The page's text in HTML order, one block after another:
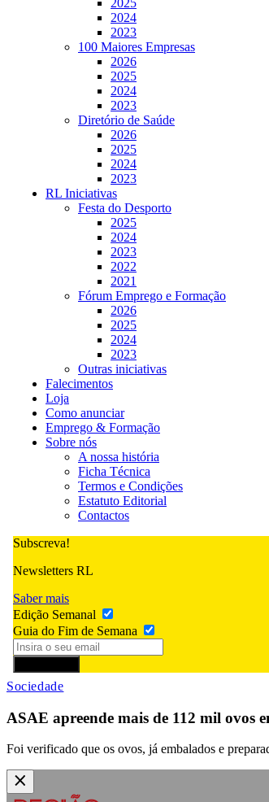
2024
2023
100 Maiores Empresas
2026
2025
2024
2023
Diretório de Saúde
2026
2025
2024
2023
RL Iniciativas
Festa do Desporto
2025
2024
2023
2022
2021
Fórum Emprego e Formação
2026
2025
2024
2023
Outras iniciativas
Falecimentos
Loja
Como anunciar
Emprego & Formação
Sobre nós
A nossa história
Ficha Técnica
Termos e Condições
Estatuto Editorial
Contactos
Subscreva!
Newsletters RL
Saber mais
Edição Semanal
Guia do Fim de Semana
Sociedade
ASAE apreende mais de 112 mil ovos
Foi verificado que os ovos, já embalados e